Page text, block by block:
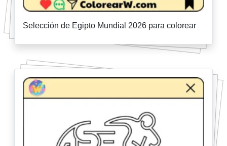
Selección de Egipto Mundial 2026 para colorear